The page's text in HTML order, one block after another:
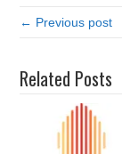
← Previous post
Related Posts